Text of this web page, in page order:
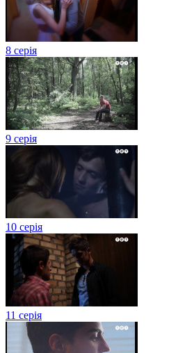
8 серія
9 серія
10 серія
11 серія